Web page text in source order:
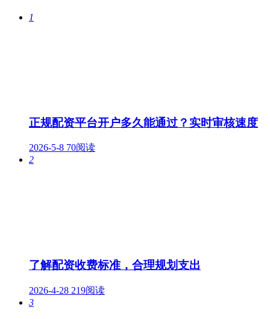
1
正规配资平台开户多久能通过？实时审核速度
2026-5-8 70阅读
2
了解配资收费标准，合理规划支出
2026-4-28 219阅读
3